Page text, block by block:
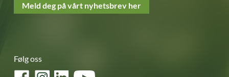
Meld deg på vårt nyhetsbrev her
Følg oss
FacebookInstagramLinkedInYouTube